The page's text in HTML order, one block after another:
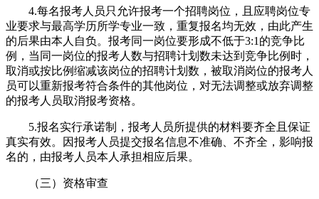
4.每名报考人员只允许报考一个招聘岗位，且应聘岗位专
业要求与最高学历所学专业一致，重复报名均无效，由此产生
的后果由本人自负。报考同一岗位要形成不低于3:1的竞争比
例，当同一岗位的报考人数与招聘计划数未达到竞争比例时，
取消或按比例缩减该岗位的招聘计划数，被取消岗位的报考人
员可以重新报考符合条件的其他岗位，对无法调整或放弃调整
的报考人员取消报考资格。
5.报名实行承诺制，报考人员所提供的材料要齐全且保证
真实有效。因报考人员提交报名信息不准确、不齐全，影响报
名的，由报考人员本人承担相应后果。
（三）资格审查